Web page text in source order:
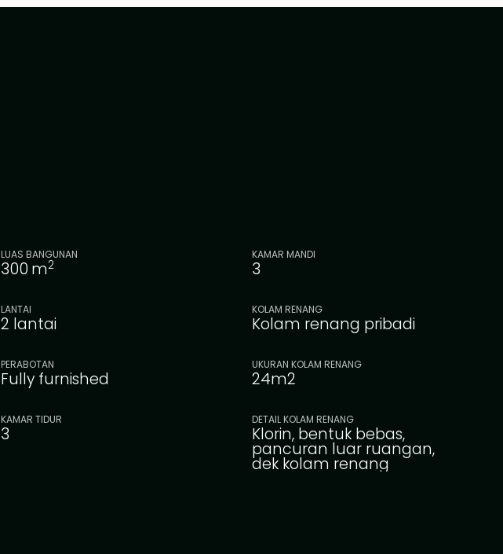
LUAS BANGUNAN
300 m2
KAMAR MANDI
3
LANTAI
2 lantai
KOLAM RENANG
Kolam renang pribadi
PERABOTAN
Fully furnished
UKURAN KOLAM RENANG
24m2
KAMAR TIDUR
3
DETAIL KOLAM RENANG
Klorin, bentuk bebas,
pancuran luar ruangan,
dek kolam renang